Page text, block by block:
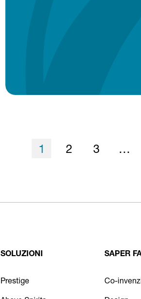
Pagina attuale
1 Pagina
2 Pagina
3 …
SOLUZIONI
Prestige
SAPER
Co-